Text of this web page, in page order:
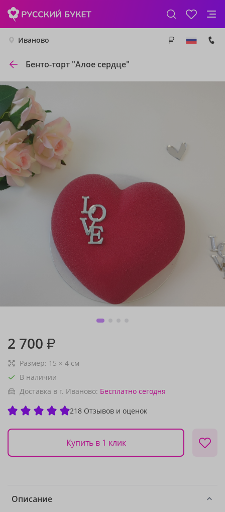
Иваново
Бенто-торт "Алое сердце"
2 700 ₽
Размер: 15 × 4 см
В наличии
Доставка в г. Иваново: Бесплатно сегодня
218 Отзывов и оценок
Купить в 1 клик
Описание